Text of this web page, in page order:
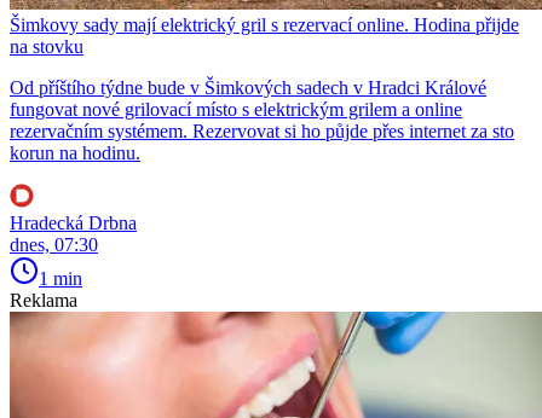
Šimkovy sady mají elektrický gril s rezervací online. Hodina přijde
na stovku
Od příštího týdne bude v Šimkových sadech v Hradci Králové
fungovat nové grilovací místo s elektrickým grilem a online
rezervačním systémem. Rezervovat si ho půjde přes internet za sto
korun na hodinu.
Hradecká Drbna
dnes, 07:30
1 min
Reklama